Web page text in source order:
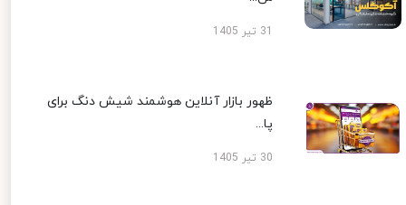
ظهور بازار آنلاین هوشمند شیش دنگ برای
پا...
30 تیر 1405